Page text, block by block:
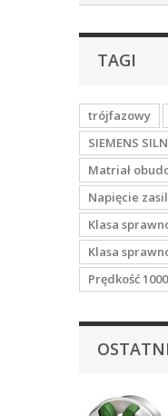
TAGI
trójfazowy
SIEMENS
Matriał
Napięcie
Klasa
Klasa
Prędkość